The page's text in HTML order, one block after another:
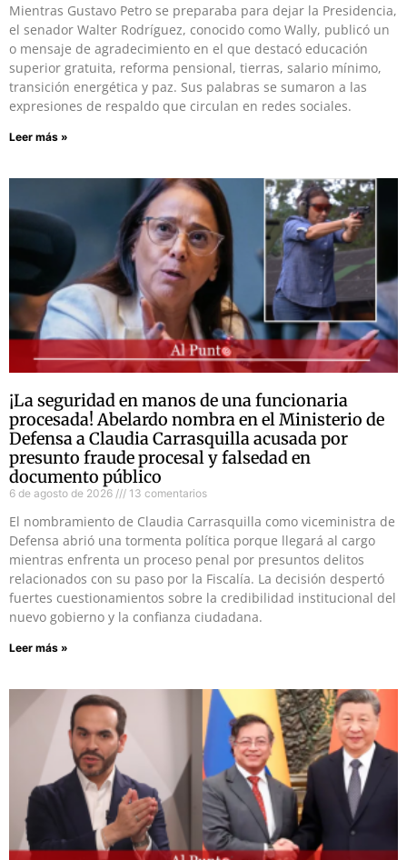
Mientras Gustavo Petro se preparaba para dejar la Presidencia,
el senador Walter Rodríguez, conocido como Wally, publicó un
o mensaje de agradecimiento en el que destacó educación
superior gratuita, reforma pensional, tierras, salario mínimo,
transición energética y paz. Sus palabras se sumaron a las
expresiones de respaldo que circulan en redes sociales.
Leer más »
¡La seguridad en manos de una funcionaria
procesada! Abelardo nombra en el Ministerio de
Defensa a Claudia Carrasquilla acusada por
presunto fraude procesal y falsedad en
documento público
6 de agosto de 2026 13 comentarios
El nombramiento de Claudia Carrasquilla como viceministra de
Defensa abrió una tormenta política porque llegará al cargo
mientras enfrenta un proceso penal por presuntos delitos
relacionados con su paso por la Fiscalía. La decisión despertó
fuertes cuestionamientos sobre la credibilidad institucional del
nuevo gobierno y la confianza ciudadana.
Leer más »